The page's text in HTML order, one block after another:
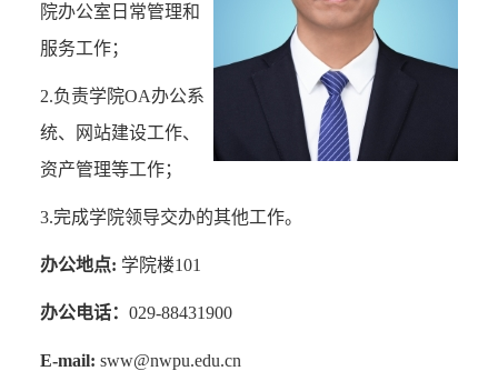
院办公室日常管理和
服务工作；
2.负责学院OA办公系
统、网站建设工作、
资产管理等工作；
3.完成学院领导交办的其他工作。
办公地点: 学院楼101
办公电话： 029-88431900
E-mail: sww@nwpu.edu.cn